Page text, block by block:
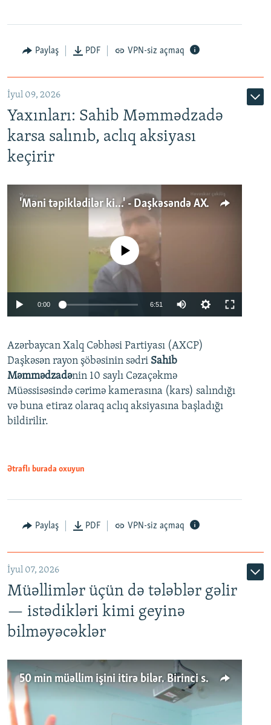
Paylaş PDF VPN-siz açmaq
İyul 09, 2026
Yaxınları: Sahib Məmmədzadə
karsa salınıb, aclıq aksiyası
keçirir
'Məni təpiklədilər ki...' - Daşkəsəndə AXCP fəalının yaxınları onun həbsinə etiraz edirlər
Auto 240p 360p
720p 1080p
No media source currently available
0:00 6:51
360p
720p
1080p
Azərbaycan Xalq Cəbhəsi Partiyası (AXCP)
Daşkəsən rayon şöbəsinin sədri Sahib
Məmmədzadənin 10 saylı Cəzaçəkmə
Müəssisəsində cərimə kamerasına (kars) salındığı
və buna etiraz olaraq aclıq aksiyasına başladığı
bildirilir.
Ətraflı burada oxuyun
Paylaş PDF VPN-siz açmaq
İyul 07, 2026
Müəllimlər üçün də tələblər gəlir
— istədikləri kimi geyinə
bilməyəcəklər
50 min müəllim işini itirə bilər. Birinci sinfə gedənlər azalır